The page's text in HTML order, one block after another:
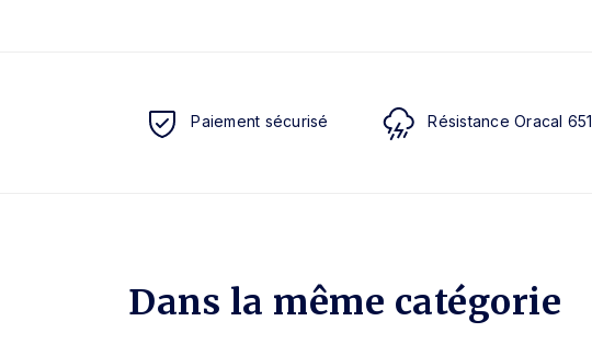
Paiement sécurisé Résistance Oracal 651
Dans la même catégorie